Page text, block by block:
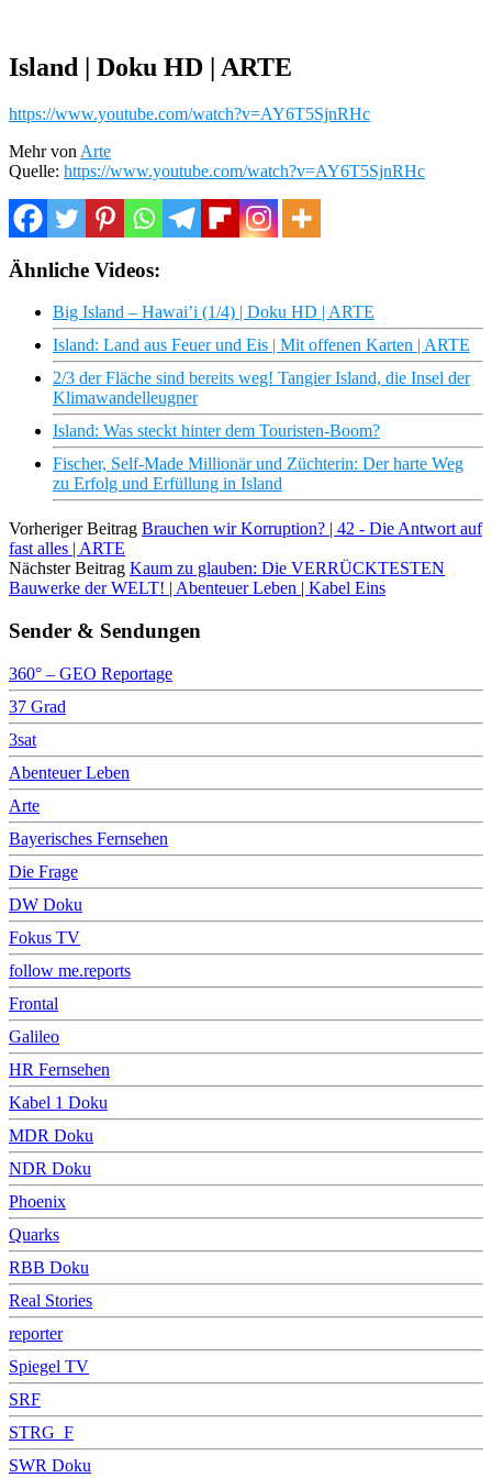
Island | Doku HD | ARTE
https://www.youtube.com/watch?v=AY6T5SjnRHc
Mehr von Arte
Quelle: https://www.youtube.com/watch?v=AY6T5SjnRHc
Ähnliche Videos:
Big Island – Hawai’i (1/4) | Doku HD | ARTE
Island: Land aus Feuer und Eis | Mit offenen Karten | ARTE
2/3 der Fläche sind bereits weg! Tangier Island, die Insel der
Klimawandelleugner
Island: Was steckt hinter dem Touristen-Boom?
Fischer, Self-Made Millionär und Züchterin: Der harte Weg
zu Erfolg und Erfüllung in Island
Vorheriger Beitrag Brauchen wir Korruption? | 42 - Die Antwort auf
fast alles | ARTE
Nächster Beitrag Kaum zu glauben: Die VERRÜCKTESTEN
Bauwerke der WELT! | Abenteuer Leben | Kabel Eins
Sender & Sendungen
360° – GEO Reportage
37 Grad
3sat
Abenteuer Leben
Arte
Bayerisches Fernsehen
Die Frage
DW Doku
Fokus TV
follow me.reports
Frontal
Galileo
HR Fernsehen
Kabel 1 Doku
MDR Doku
NDR Doku
Phoenix
Quarks
RBB Doku
Real Stories
reporter
Spiegel TV
SRF
STRG_F
SWR Doku